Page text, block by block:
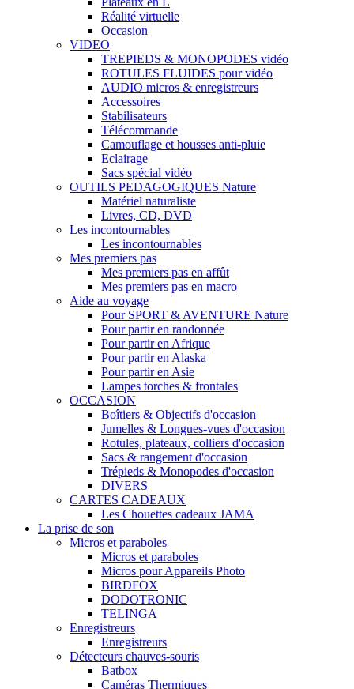
Réalité virtuelle
Occasion
VIDEO
TREPIEDS & MONOPODES vidéo
ROTULES FLUIDES pour vidéo
AUDIO micros & enregistreurs
Accessoires
Stabilisateurs
Télécommande
Camouflage et housses anti-pluie
Eclairage
Sacs spécial vidéo
OUTILS PEDAGOGIQUES Nature
Matériel naturaliste
Livres, CD, DVD
Les incontournables
Les incontournables
Mes premiers pas
Mes premiers pas en affût
Mes premiers pas en macro
Aide au voyage
Pour SPORT & AVENTURE Nature
Pour partir en randonnée
Pour partir en Afrique
Pour partir en Alaska
Pour partir en Asie
Lampes torches & frontales
OCCASION
Boîtiers & Objectifs d'occasion
Jumelles & Longues-vues d'occasion
Rotules, plateaux, colliers d'occasion
Sacs & rangement d'occasion
Trépieds & Monopodes d'occasion
DIVERS
CARTES CADEAUX
Les Chouettes cadeaux JAMA
La prise de son
Micros et paraboles
Micros et paraboles
Micros pour Appareils Photo
BIRDFOX
DODOTRONIC
TELINGA
Enregistreurs
Enregistreurs
Détecteurs chauves-souris
Batbox
Caméras Thermiques